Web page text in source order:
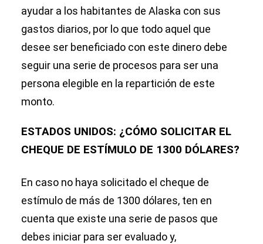
ayudar a los habitantes de Alaska con sus
gastos diarios, por lo que todo aquel que
desee ser beneficiado con este dinero debe
seguir una serie de procesos para ser una
persona elegible en la repartición de este
monto.
ESTADOS UNIDOS: ¿CÓMO SOLICITAR EL
CHEQUE DE ESTÍMULO DE 1300 DÓLARES?
En caso no haya solicitado el cheque de
estímulo de más de 1300 dólares, ten en
cuenta que existe una serie de pasos que
debes iniciar para ser evaluado y,